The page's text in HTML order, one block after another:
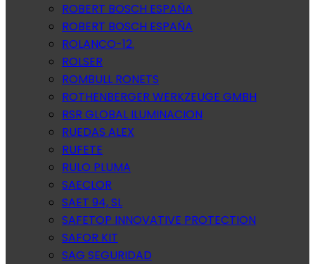
ROBERT BOSCH ESPAÑA
ROBERT BOSCH ESPAÑA
ROLANCO-12.
ROLSER
ROMBULL RONETS
ROTHENBERGER WERKZEUGE GMBH
RSR GLOBAL ILUMINACION
RUEDAS ALEX
RUFETE
RULO PLUMA
SAECLOR
SAET 94, SL
SAFETOP INNOVATIVE PROTECTION
SAFOR KIT
SAG SEGURIDAD